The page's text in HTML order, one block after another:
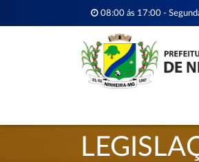
08:00 ás 17:00 -